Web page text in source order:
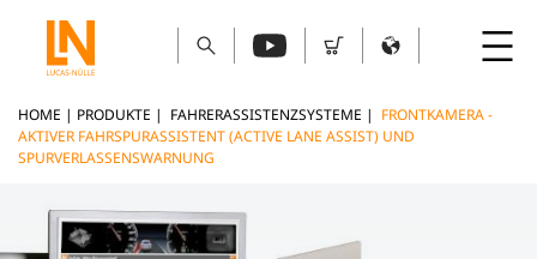
HOME | PRODUKTE | FAHRERASSISTENZSYSTEME | FRONTKAMERA -
AKTIVER FAHRSPURASSISTENT (ACTIVE LANE ASSIST) UND
SPURVERLASSENSWARNUNG